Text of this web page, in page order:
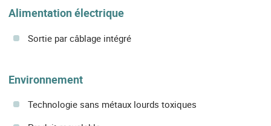
Alimentation électrique
Sortie par câblage intégré
Environnement
Technologie sans métaux lourds toxiques